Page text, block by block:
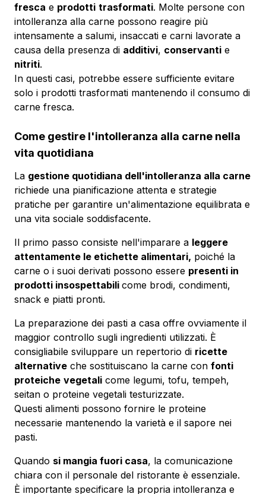
fresca e prodotti trasformati. Molte persone con
intolleranza alla carne possono reagire più
intensamente a salumi, insaccati e carni lavorate a
causa della presenza di additivi, conservanti e
nitriti.
In questi casi, potrebbe essere sufficiente evitare
solo i prodotti trasformati mantenendo il consumo di
carne fresca.
Come gestire l'intolleranza alla carne nella
vita quotidiana
La gestione quotidiana dell'intolleranza alla carne
richiede una pianificazione attenta e strategie
pratiche per garantire un'alimentazione equilibrata e
una vita sociale soddisfacente.
Il primo passo consiste nell'imparare a leggere
attentamente le etichette alimentari, poiché la
carne o i suoi derivati possono essere presenti in
prodotti insospettabili come brodi, condimenti,
snack e piatti pronti.
La preparazione dei pasti a casa offre ovviamente il
maggior controllo sugli ingredienti utilizzati. È
consigliabile sviluppare un repertorio di ricette
alternative che sostituiscano la carne con fonti
proteiche vegetali come legumi, tofu, tempeh,
seitan o proteine vegetali testurizzate.
Questi alimenti possono fornire le proteine
necessarie mantenendo la varietà e il sapore nei
pasti.
Quando si mangia fuori casa, la comunicazione
chiara con il personale del ristorante è essenziale.
È importante specificare la propria intolleranza e